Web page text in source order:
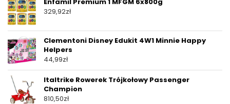
329,92zł
Clementoni Disney Edukit 4W1 Minnie Happy
Helpers
44,99zł
Italtrike Rowerek Trójkołowy Passenger
Champion
810,50zł